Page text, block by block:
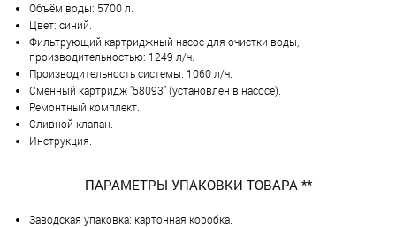
Объём воды: 5700 л.
Цвет: синий.
Фильтрующий картриджный насос для очистки воды,
производительностью: 1249 л/ч.
Производительность системы: 1060 л/ч.
Сменный картридж "58093" (установлен в насосе).
Ремонтный комплект.
Сливной клапан.
Инструкция.
ПАРАМЕТРЫ УПАКОВКИ ТОВАРА **
Заводская упаковка: картонная коробка.